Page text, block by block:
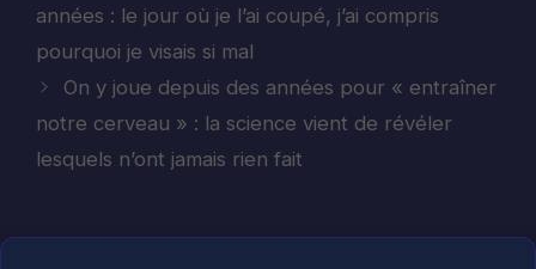
années : le jour où je l’ai coupé, j’ai compris
pourquoi je visais si mal
On y joue depuis des années pour « entraîner
notre cerveau » : la science vient de révéler
lesquels n’ont jamais rien fait